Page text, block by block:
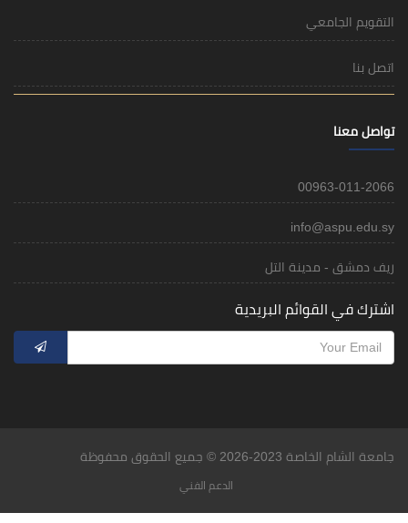
التقويم الجامعي
اتصل بنا
تواصل معنا
00963-011-2066
info@aspu.edu.sy
ريف دمشق - مدينة التل
اشترك في القوائم البريدية
جامعة الشام الخاصة 2023-2026 © جميع الحقوق محفوظة
الدعم الفني